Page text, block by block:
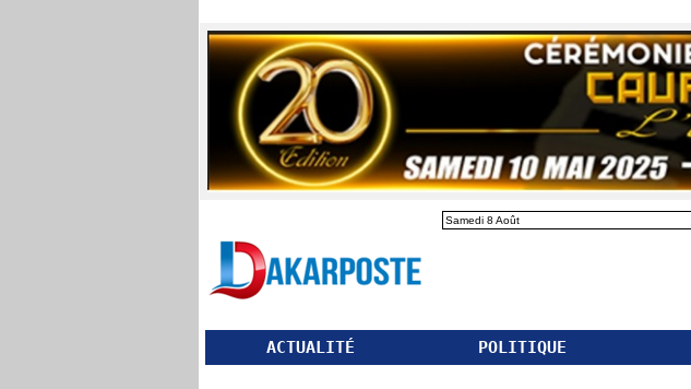
Samedi 8 Août
ACTUALITÉ POLITIQUE